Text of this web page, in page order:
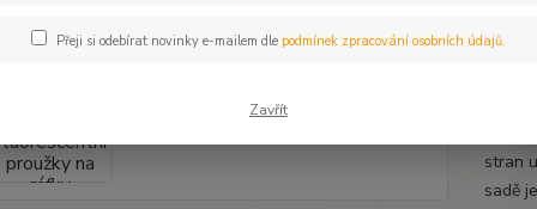
jsou
stran
sadě
Přeji si odebírat novinky e-mailem dle podmínek zpracování osobních údajů.
Zavřít